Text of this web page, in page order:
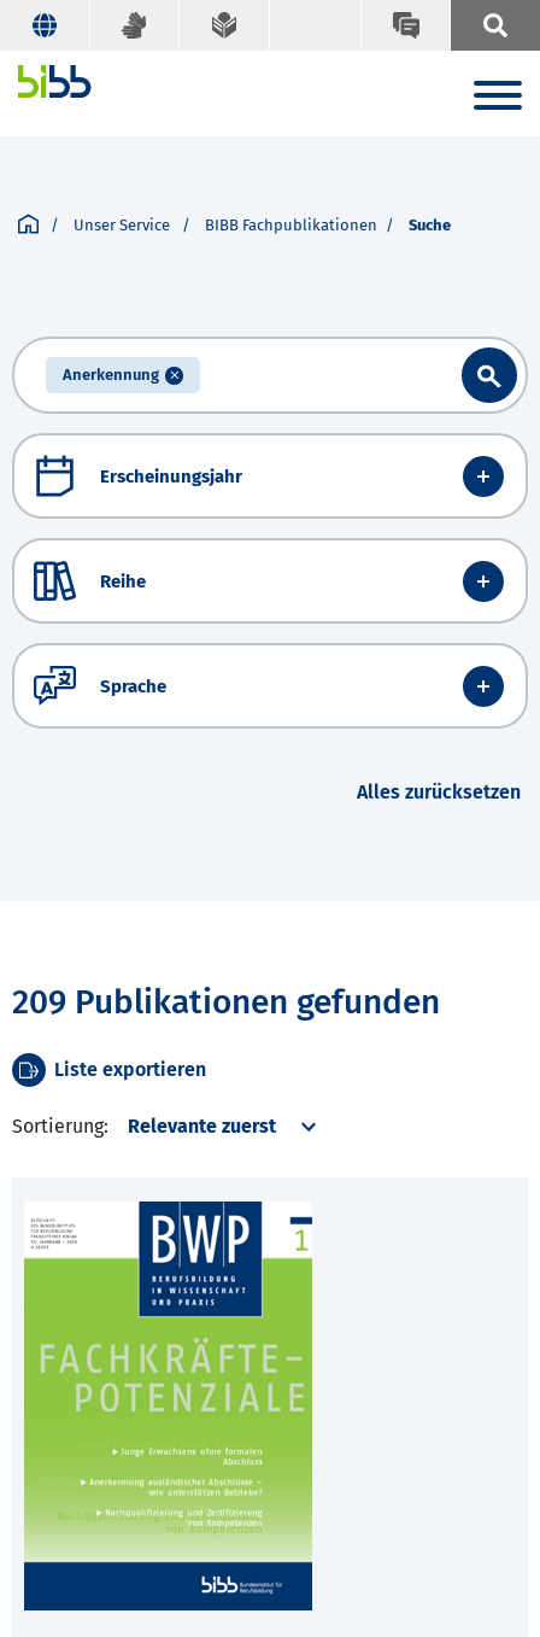
Unser Service BIBB Fachpublikationen Suche
Anerkennung
Erscheinungsjahr
Reihe
Sprache
Alles zurücksetzen
209 Publikationen gefunden
Liste exportieren
Sortierung: